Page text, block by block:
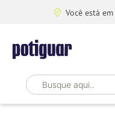
Você está em